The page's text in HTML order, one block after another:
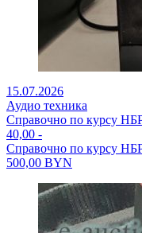
15.07.2026
Аудио техника
Справочно по курсу
40,00 -
Справочно по курсу
500,00 BYN